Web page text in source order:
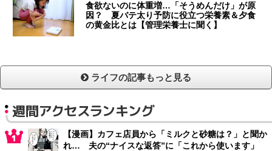
食欲ないのに体重増…「そうめんだけ」が原
因？ 夏バテ太り予防に役立つ栄養素＆夕食
の黄金比とは【管理栄養士に聞く】
ライフの記事もっと見る
週間アクセスランキング
【漫画】カフェ店員から「ミルクと砂糖は？」と聞か
れ… 夫の“ナイスな返答”に「これから使います」